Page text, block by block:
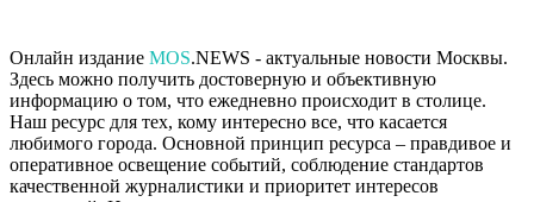
Онлайн издание MOS.NEWS - актуальные новости Москвы.
Здесь можно получить достоверную и объективную
информацию о том, что ежедневно происходит в столице.
Наш ресурс для тех, кому интересно все, что касается
любимого города. Основной принцип ресурса – правдивое и
оперативное освещение событий, соблюдение стандартов
качественной журналистики и приоритет интересов